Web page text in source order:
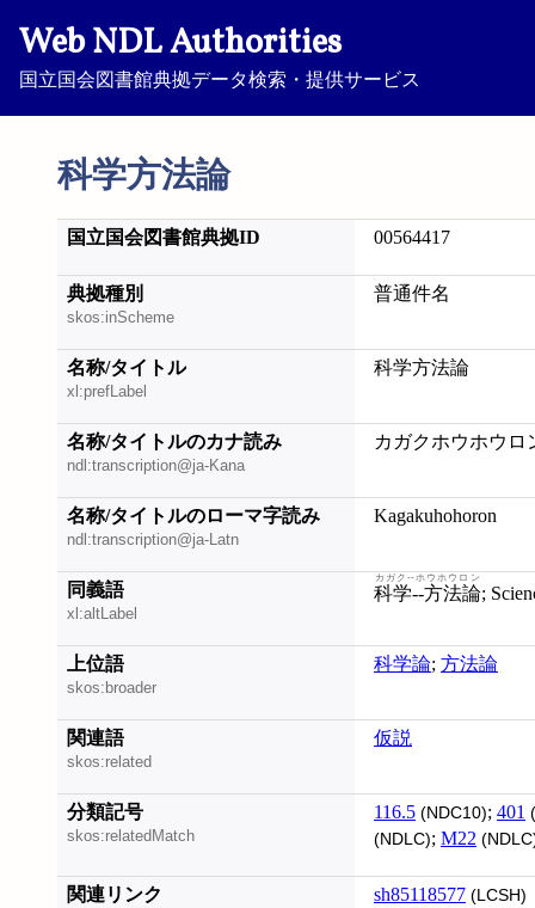
Web NDL Authorities
国立国会図書館典拠データ検索・提供サービス
科学方法論
国立国会図書館典拠ID 00564417
典拠種別
skos:inScheme
普通件名
名称/タイトル
xl:prefLabel
科学方法論
名称/タイトルのカナ読み
ndl:transcription@ja-Kana
カガクホウホウロ
名称/タイトルのローマ字読み
ndl:transcription@ja-Latn
Kagakuhohoron
同義語
xl:altLabel
科学--方法論
カガク--ホウホウロン
;
上位語
skos:broader
科学論; 方法論
関連語
skos:related
仮説
分類記号
skos:relatedMatch
116.5 (NDC10); 401
(NDLC); M22
関連リンク sh85118577 (LCSH)